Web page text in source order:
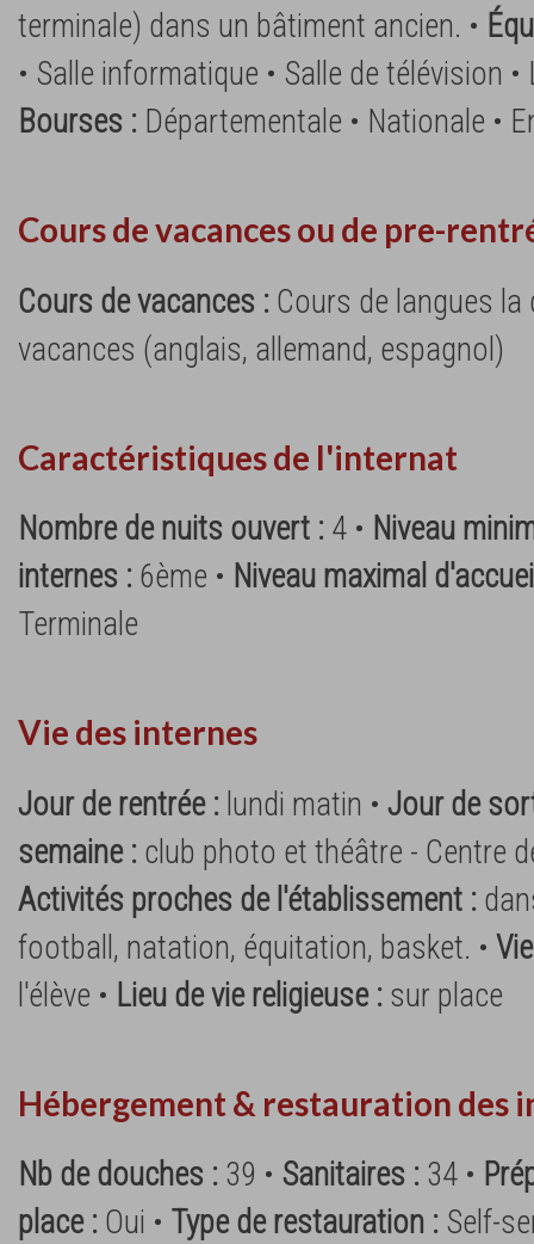
terminale) dans un bâtiment ancien. •
• Salle informatique • Salle de télévision
Bourses : Départementale • Nationale •
Cours de vacances ou de pre-
Cours de vacances : Cours de langues
vacances (anglais, allemand, espagnol)
Caractéristiques de l'internat
Nombre de nuits ouvert : 4 • Niveau
internes : 6ème • Niveau maximal
Terminale
Vie des internes
Jour de rentrée : lundi matin • Jour de
semaine : club photo et théâtre - Centre
Activités proches de l'établissement :
football, natation, équitation, basket. •
l'élève • Lieu de vie religieuse : sur place
Hébergement & restauration des
Nb de douches : 39 • Sanitaires : 34 •
place : Oui • Type de restauration : Self-